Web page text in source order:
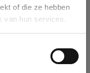
of die ze hebben
van hun services.
by name, VAT or
it will auto-complete the
database, you can create